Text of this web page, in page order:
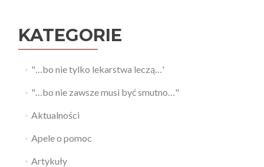
KATEGORIE
"…bo nie tylko lekarstwa leczą…'
"…bo nie zawsze musi być smutno…"
Aktualności
Apele o pomoc
Artykuły